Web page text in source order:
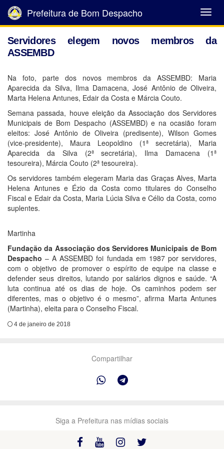
Abrir
Menu
Prefeitura de Bom Despacho
Servidores elegem novos membros da
ASSEMBD
Na foto, parte dos novos membros da ASSEMBD: Maria
Aparecida da Silva, Ilma Damacena, José Antônio de Oliveira,
Marta Helena Antunes, Edair da Costa e Márcia Couto.
Semana passada, houve eleição da Associação dos Servidores
Municipais de Bom Despacho (ASSEMBD) e na ocasião foram
eleitos: José Antônio de Oliveira (predisente), Wilson Gomes
(vice-presidente), Maura Leopoldino (1ª secretária), Maria
Aparecida da Silva (2ª secretária), Ilma Damacena (1ª
tesoureira), Márcia Couto (2ª tesoureira).
Os servidores também elegeram Maria das Graças Alves, Marta
Helena Antunes e Ézio da Costa como titulares do Conselho
Fiscal e Edair da Costa, Maria Lúcia Silva e Célio da Costa, como
suplentes.
Martinha
Fundação da Associação dos Servidores Municipais de Bom
Despacho – A ASSEMBD foi fundada em 1987 por servidores,
com o objetivo de promover o espírito de equipe na classe e
defender seus direitos, lutando por salários dignos e saúde. “A
luta continua até os dias de hoje. Os caminhos podem ser
diferentes, mas o objetivo é o mesmo”, afirma Marta Antunes
(Martinha), eleita para o Conselho Fiscal.
4 de janeiro de 2018
Compartilhar
Siga a Prefeitura nas mídias sociais